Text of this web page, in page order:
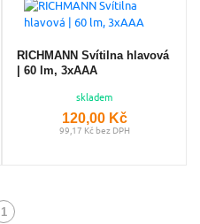
RICHMANN Svítilna hlavová
| 60 lm, 3xAAA
skladem
120,00 Kč
99,17 Kč bez DPH
1
(aktuální)